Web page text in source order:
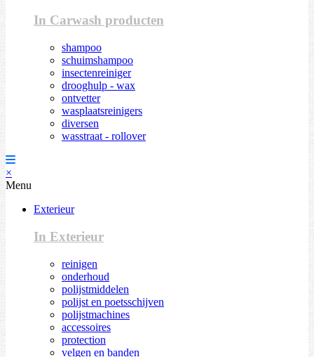
In Carwash producten
shampoo
schuimshampoo
insectenreiniger
drooghulp - wax
ontvetter
wasplaatsreinigers
diversen
wasstraat - rollover
×
Menu
Exterieur
In Exterieur
reinigen
onderhoud
polijstmiddelen
polijst en poetsschijven
polijstmachines
accessoires
protection
velgen en banden